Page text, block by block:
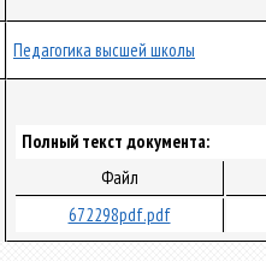
Педагогика высшей школы
Полный текст документа:
Файл
672298pdf.pdf